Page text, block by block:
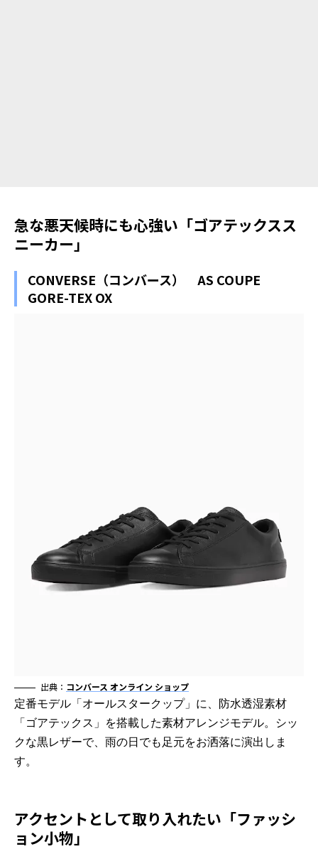
急な悪天候時にも心強い「ゴアテックスス
ニーカー」
CONVERSE（コンバース） AS COUPE
GORE-TEX OX
出典： コンバース オンライン ショップ
定番モデル「オールスタークップ」に、防水透湿素材
「ゴアテックス」を搭載した素材アレンジモデル。シッ
クな黒レザーで、雨の日でも足元をお洒落に演出しま
す。
アクセントとして取り入れたい「ファッシ
ョン小物」